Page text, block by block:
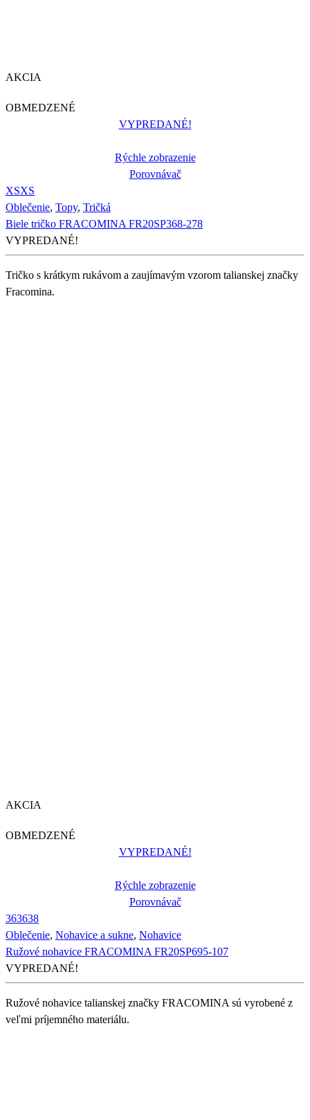
AKCIA
OBMEDZENÉ
VYPREDANÉ!
Rýchle zobrazenie
Porovnávač
XSXS
Oblečenie, Topy, Tričká
Biele tričko FRACOMINA FR20SP368-278
VYPREDANÉ!
Tričko s krátkym rukávom a zaujímavým vzorom talianskej značky
Fracomina.
AKCIA
OBMEDZENÉ
VYPREDANÉ!
Rýchle zobrazenie
Porovnávač
363638
Oblečenie, Nohavice a sukne, Nohavice
Ružové nohavice FRACOMINA FR20SP695-107
VYPREDANÉ!
Ružové nohavice talianskej značky FRACOMINA sú vyrobené z
veľmi príjemného materiálu.